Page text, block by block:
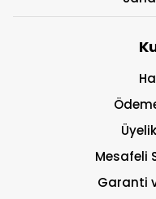
Mesafeli
Garanti